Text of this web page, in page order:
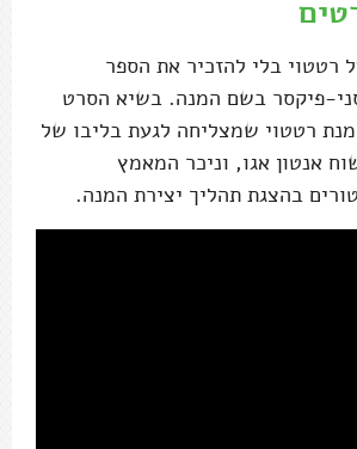
רטטוי בלי להזכיר את הספר
פיקסר בשם המנה. בשיא הסרט
רטטוי שמצליחה לגעת בליבו של
אנטון אגו, וניכר המאמץ
בהצגת תהליך יצירת המנה.